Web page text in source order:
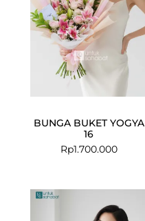
BUNGA BUKET YOGYA
16
Rp1.700.000